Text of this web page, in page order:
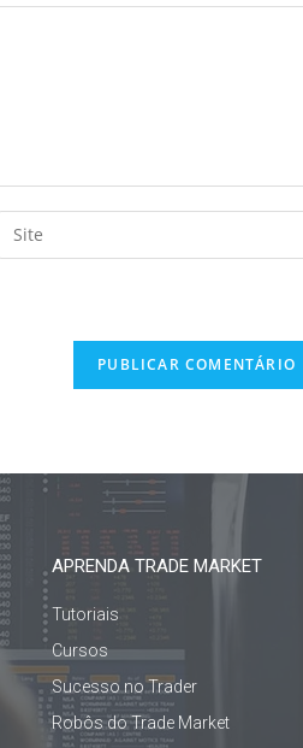
APRENDA TRADE MARKET
Tutoriais
Cursos
Sucesso no Trader
Robôs do Trade Market